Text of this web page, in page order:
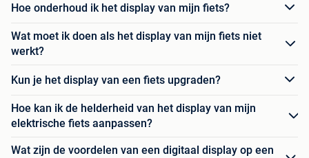
Hoe onderhoud ik het display van mijn fiets?
Wat moet ik doen als het display van mijn fiets niet
werkt?
Kun je het display van een fiets upgraden?
Hoe kan ik de helderheid van het display van mijn
elektrische fiets aanpassen?
Wat zijn de voordelen van een digitaal display op een